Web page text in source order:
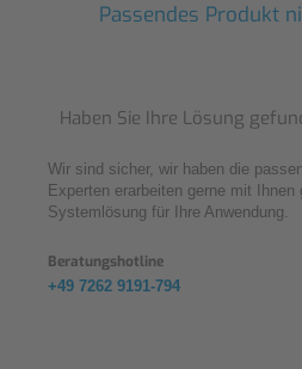
Passendes Produkt
Haben Sie Ihre Lösung
Wir sind sicher, wir haben die
Experten erarbeiten gerne mit
Systemlösung für Ihre Anwendung.
Beratungshotline
+49 7262 9191-794